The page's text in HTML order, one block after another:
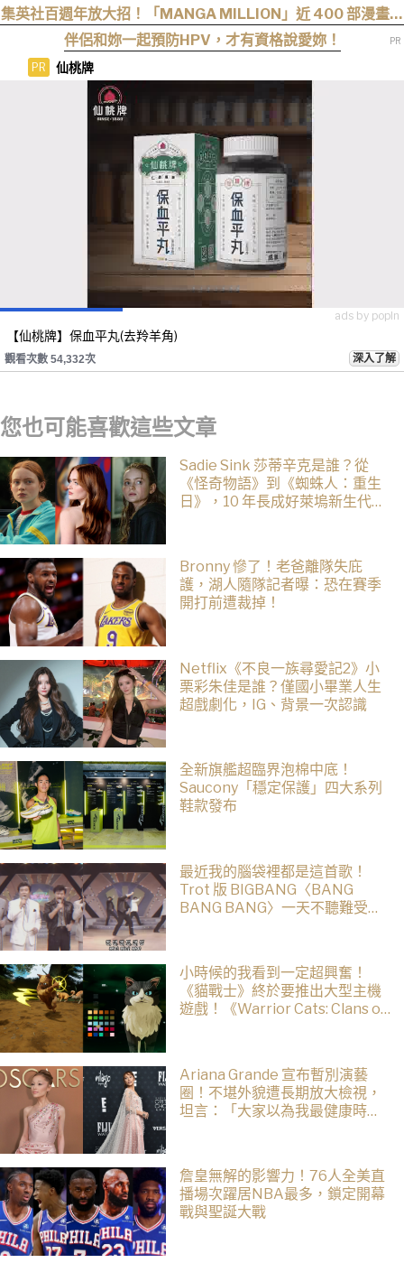
晚！
集英社百週年放大招！「MANGA MILLION」近 400 部漫畫免
費看，《航海王》、《火影忍者》支援逾百種語言
伴侶和妳一起預防HPV，才有資格說愛妳！
PR 仙桃牌
ads by popIn
【仙桃牌】保血平丸(去羚羊角)
觀看次數 54,332次 深入了解
您也可能喜歡這些文章
Sadie Sink 莎蒂辛克是誰？從
《怪奇物語》到《蜘蛛人：重生
日》，10 年長成好萊塢新生代女
Bronny 慘了！老爸離隊失庇
護，湖人隨隊記者曝：恐在賽季
開打前遭裁掉！
Netflix《不良一族尋愛記2》小
栗彩朱佳是誰？僅國小畢業人生
超戲劇化，IG、背景一次認識
全新旗艦超臨界泡棉中底！
Saucony「穩定保護」四大系列
鞋款發布
最近我的腦袋裡都是這首歌！
Trot 版 BIGBANG〈BANG
BANG BANG〉一天不聽難受，
小時候的我看到一定超興奮！
《貓戰士》終於要推出大型主機
遊戲！《Warrior Cats: Clans of
Ariana Grande 宣布暫別演藝
圈！不堪外貌遭長期放大檢視，
坦言：「大家以為我最健康時，
詹皇無解的影響力！76人全美直
播場次躍居NBA最多，鎖定開幕
戰與聖誕大戰